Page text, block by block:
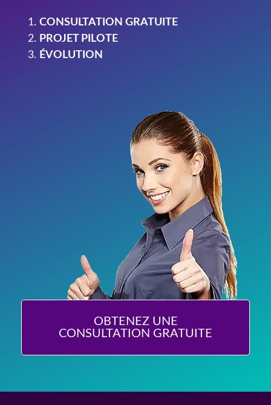
CONSULTATION GRATUITE
PROJET PILOTE
ÉVOLUTION
OBTENEZ UNE
CONSULTATION GRATUITE